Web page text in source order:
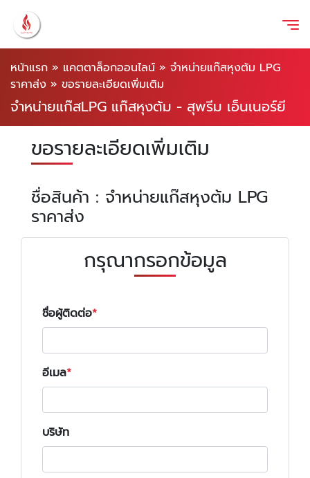
หน้าแรก » แคตตาล็อกออนไลน์ » จำหน่ายแก๊สหุงต้ม LPG
ราคาส่ง » ขอรายละเอียดเพิ่มเติม
จำหน่ายแก๊สLPG แก๊สหุงต้ม - สุพรีม เอ็นเนอร์ยี
ขอรายละเอียดเพิ่มเติม
ชื่อสินค้า : จำหน่ายแก๊สหุงต้ม LPG
ราคาส่ง
กรุณากรอกข้อมูล
ชื่อผู้ติดต่อ
อีเมล
บริษัท